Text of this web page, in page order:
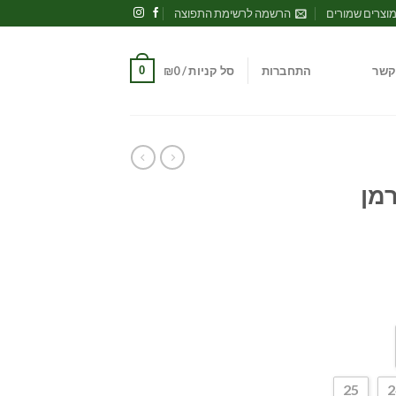
מוצרים שמורים הרשמה לרשימת התפוצה
קשר התחברות סל קניות / ₪0
0
25